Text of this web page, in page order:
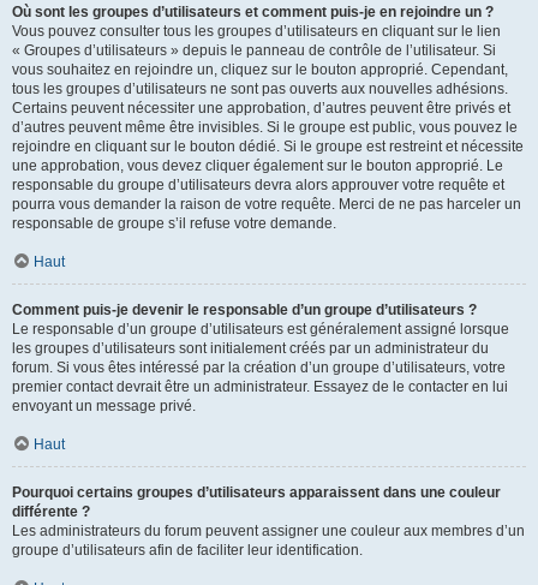
Où sont les groupes d’utilisateurs et comment puis-je en rejoindre un ?
Vous pouvez consulter tous les groupes d’utilisateurs en cliquant sur le lien
« Groupes d’utilisateurs » depuis le panneau de contrôle de l’utilisateur. Si
vous souhaitez en rejoindre un, cliquez sur le bouton approprié. Cependant,
tous les groupes d’utilisateurs ne sont pas ouverts aux nouvelles adhésions.
Certains peuvent nécessiter une approbation, d’autres peuvent être privés et
d’autres peuvent même être invisibles. Si le groupe est public, vous pouvez le
rejoindre en cliquant sur le bouton dédié. Si le groupe est restreint et nécessite
une approbation, vous devez cliquer également sur le bouton approprié. Le
responsable du groupe d’utilisateurs devra alors approuver votre requête et
pourra vous demander la raison de votre requête. Merci de ne pas harceler un
responsable de groupe s’il refuse votre demande.
Haut
Comment puis-je devenir le responsable d’un groupe d’utilisateurs ?
Le responsable d’un groupe d’utilisateurs est généralement assigné lorsque
les groupes d’utilisateurs sont initialement créés par un administrateur du
forum. Si vous êtes intéressé par la création d’un groupe d’utilisateurs, votre
premier contact devrait être un administrateur. Essayez de le contacter en lui
envoyant un message privé.
Haut
Pourquoi certains groupes d’utilisateurs apparaissent dans une couleur
différente ?
Les administrateurs du forum peuvent assigner une couleur aux membres d’un
groupe d’utilisateurs afin de faciliter leur identification.